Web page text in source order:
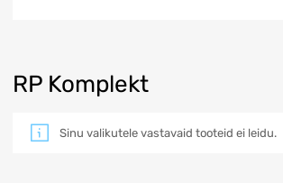
RP Komplekt
Sinu valikutele vastavaid tooteid ei leidu.